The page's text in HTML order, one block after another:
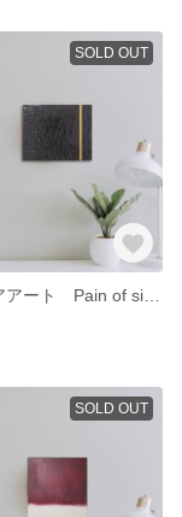
SOLD OUT
SOLD OUT